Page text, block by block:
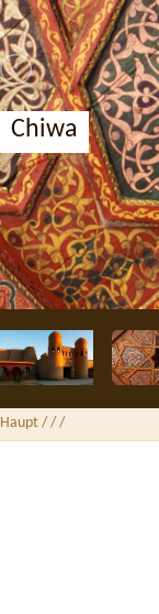
Chiwa
Haupt / / /